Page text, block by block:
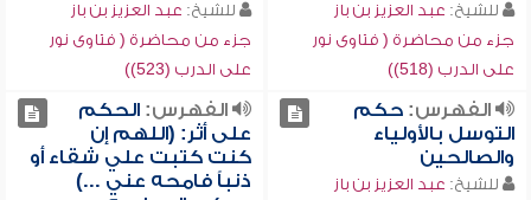
للشيخ: عبد العزيز بن باز
جزء من محاضرة ( فتاوى نور
على الدرب (518))
للشيخ: عبد العزيز بن باز
جزء من محاضرة ( فتاوى نور
على الدرب (523))
الفهرس:حكم
التوسل بالأولياء
والصالحين
للشيخ: عبد العزيز بن باز
الفهرس:الحكم
على أثر: (اللهم إن
كنت كتبت علي شقاء أو
ذنباً فامحه عني ...)